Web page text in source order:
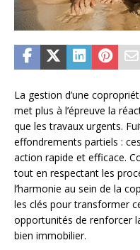
La gestion d’une
met plus à l’épreuve la
que les travaux urgents.
effondrements partiels :
action rapide et efficace.
tout en respectant les
l’harmonie au sein de la
les clés pour transformer
opportunités de renforcer
bien immobilier.